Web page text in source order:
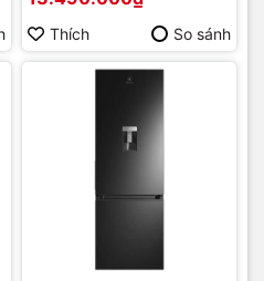
[2024] | Hàng chính hãng
Thích So sánh